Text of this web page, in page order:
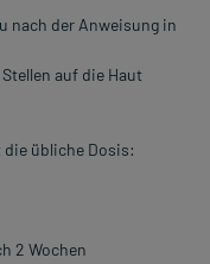
nach der Anweisung in
auf die Haut
übliche Dosis:
2 Wochen